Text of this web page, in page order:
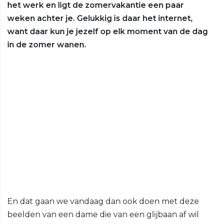
het werk en ligt de zomervakantie een paar
weken achter je. Gelukkig is daar het internet,
want daar kun je jezelf op elk moment van de dag
in de zomer wanen.
En dat gaan we vandaag dan ook doen met deze
beelden van een dame die van een glijbaan af wil